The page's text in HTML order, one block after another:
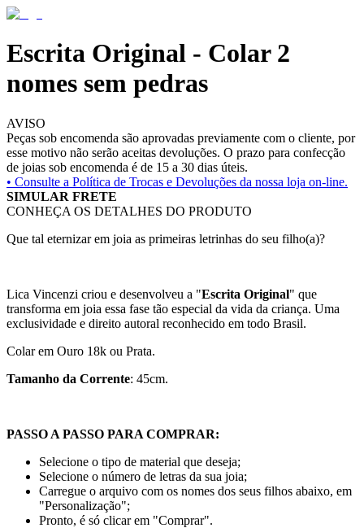
Escrita Original - Colar 2
nomes sem pedras
AVISO
Peças sob encomenda são aprovadas previamente com o cliente, por
esse motivo não serão aceitas devoluções. O prazo para confecção
de joias sob encomenda é de 15 a 30 dias úteis.
• Consulte a Política de Trocas e Devoluções da nossa loja on-line.
SIMULAR FRETE
CONHEÇA OS DETALHES DO PRODUTO
Que tal eternizar em joia as primeiras letrinhas do seu filho(a)?
Lica Vincenzi criou e desenvolveu a "Escrita Original" que
transforma em joia essa fase tão especial da vida da criança. Uma
exclusividade e direito autoral reconhecido em todo Brasil.
Colar em Ouro 18k ou Prata.
Tamanho da Corrente: 45cm.
PASSO A PASSO PARA COMPRAR:
Selecione o tipo de material que deseja;
Selecione o número de letras da sua joia;
Carregue o arquivo com os nomes dos seus filhos abaixo, em
"Personalização";
Pronto, é só clicar em "Comprar".